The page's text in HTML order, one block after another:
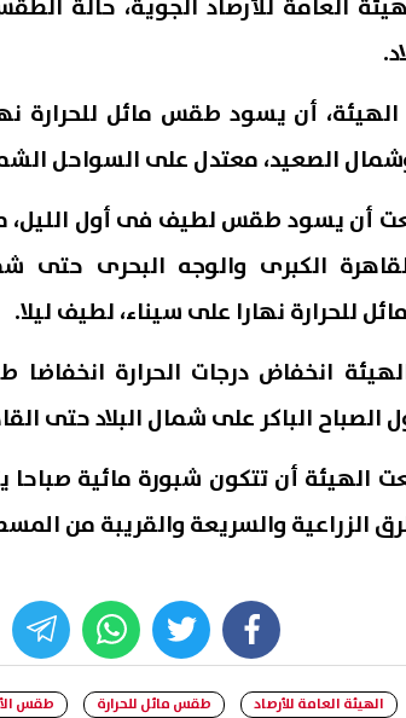
العامة للأرصاد الجوية، حالة
أن يسود طقس مائل للحرارة
الصعيد، معتدل على السواحل
أن يسود طقس لطيف فى أول الليل،
الكبرى والوجه البحرى
للحرارة نهارا على سيناء، لطيف ليلا.
انخفاض درجات الحرارة
الصباح الباكر على شمال البلاد حتى
الهيئة أن تتكون شبورة مائية صباحا
الزراعية والسريعة والقريبة من
facebook
twitter
whats
الهيئة العامة للأرصاد طقس مائل للحرارة طقس
جرمانا بريف
تفاعل واسع مع استغاثة أب
07 أغسطس, 2026 02:57 ص